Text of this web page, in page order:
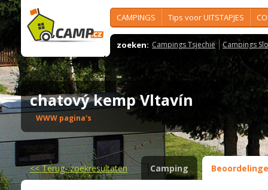
CAMPINGS Tips voor UITSTAPJES
zoeken: Campings Tsjechië Campings
chatový kemp Vltavín
WWW pagina's
<<Terug- zoekresultaten Camping